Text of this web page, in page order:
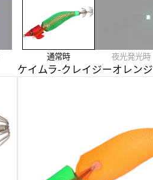
通常時 夜光発光時
ケイムラ-クレイジーオレンジ